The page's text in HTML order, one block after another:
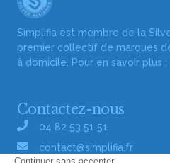
Simplifia est membre de la
premier collectif de marques
à domicile. Pour en savoir plus :
Contactez-nous
04 82 53 51 51
contact@simplifia.fr